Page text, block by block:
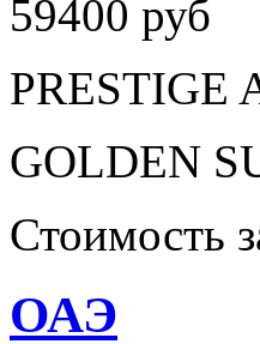
59400 руб
PRESTIGE
GOLDEN
Стоимость
ОАЭ